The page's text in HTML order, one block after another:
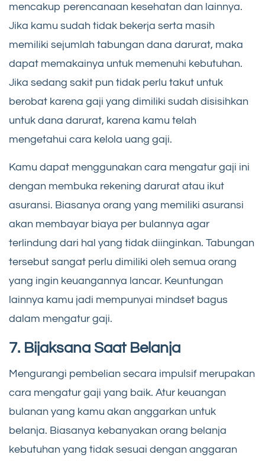
mencakup perencanaan kesehatan dan lainnya.
Jika kamu sudah tidak bekerja serta masih
memiliki sejumlah tabungan dana darurat, maka
dapat memakainya untuk memenuhi kebutuhan.
Jika sedang sakit pun tidak perlu takut untuk
berobat karena gaji yang dimiliki sudah disisihkan
untuk dana darurat, karena kamu telah
mengetahui cara kelola uang gaji.
Kamu dapat menggunakan cara mengatur gaji ini
dengan membuka rekening darurat atau ikut
asuransi. Biasanya orang yang memiliki asuransi
akan membayar biaya per bulannya agar
terlindung dari hal yang tidak diinginkan. Tabungan
tersebut sangat perlu dimiliki oleh semua orang
yang ingin keuangannya lancar. Keuntungan
lainnya kamu jadi mempunyai mindset bagus
dalam mengatur gaji.
7. Bijaksana Saat Belanja
Mengurangi pembelian secara impulsif merupakan
cara mengatur gaji yang baik. Atur keuangan
bulanan yang kamu akan anggarkan untuk
belanja. Biasanya kebanyakan orang belanja
kebutuhan yang tidak sesuai dengan anggaran